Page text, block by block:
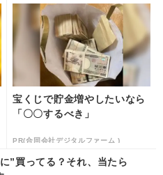
宝くじで貯金増やしたいなら
「〇〇するべき」
PR(合同会社デジタルファーム )
”買ってる？それ、当たら